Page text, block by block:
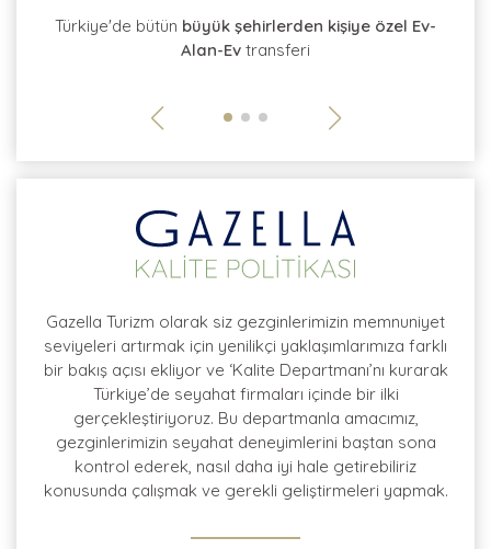
Türkiye'de bütün büyük şehirlerden kişiye özel Ev-
Alan-Ev transferi
Gazella Turizm olarak siz gezginlerimizin memnuniyet
seviyeleri artırmak için yenilikçi yaklaşımlarımıza farklı
bir bakış açısı ekliyor ve ‘Kalite Departmanı’nı kurarak
Türkiye’de seyahat firmaları içinde bir ilki
gerçekleştiriyoruz. Bu departmanla amacımız,
gezginlerimizin seyahat deneyimlerini baştan sona
kontrol ederek, nasıl daha iyi hale getirebiliriz
konusunda çalışmak ve gerekli geliştirmeleri yapmak.